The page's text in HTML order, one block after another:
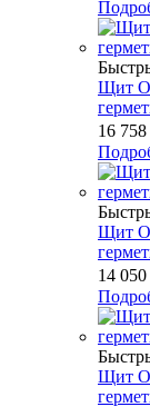
Щит
16 758
Щит
14 050
Щит